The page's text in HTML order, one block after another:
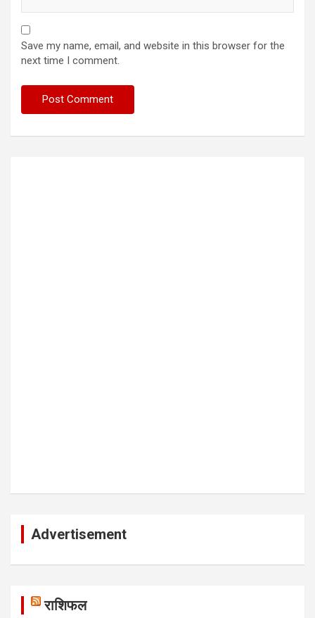
Save my name, email, and website in this browser for the
next time I comment.
Advertisement
राशिफल